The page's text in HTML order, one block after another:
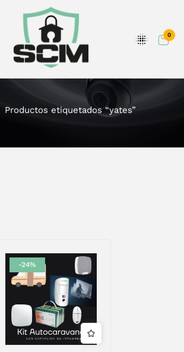
0
Productos etiquetados “yates”
-24%